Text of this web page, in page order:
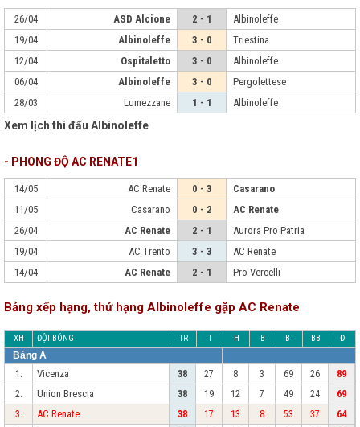
26/04 ASD Alcione 2 - 1
Albinoleffe
19/04
Albinoleffe 3 - 0
Triestina
12/04
Ospitaletto 3 - 0
Albinoleffe
06/04
Albinoleffe 3 - 0
Pergolettese
28/03
Lumezzane 1 - 1 Albinoleffe
Xem lịch thi đấu Albinoleffe
- PHONG ĐỘ AC RENATE1
14/05 AC Renate 0 - 3
Casarano
11/05
Casarano 0 - 2
AC Renate
26/04
AC Renate 2 - 1
Aurora Pro Patria
19/04
AC Trento 3 - 3
AC Renate
14/04
AC Renate 2 - 1 Pro Vercelli
Bảng xếp hạng, thứ hạng Albinoleffe gặp AC Renate
XH ĐỘI BÓNG TR T H B BT BB Đ
Bảng A
1.
Vicenza 38 27 8 3 69 26
89
2.
Union Brescia 38 19 12 7 49 24
69
3.
AC Renate 38 17 13 8 53 37
64